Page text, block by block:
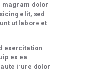
magnam dolor
elit, sed
ut labore et
exercitation
ex ea
irure dolor